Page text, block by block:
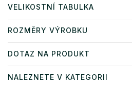
VELIKOSTNÍ TABULKA
ROZMĚRY VÝROBKU
DOTAZ NA PRODUKT
NALEZNETE V KATEGORII